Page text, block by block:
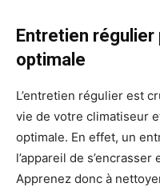
Entretien
optimale
L’entretien régulier est
vie de votre climatiseur
optimale. En effet, un
l’appareil de
Apprenez donc à